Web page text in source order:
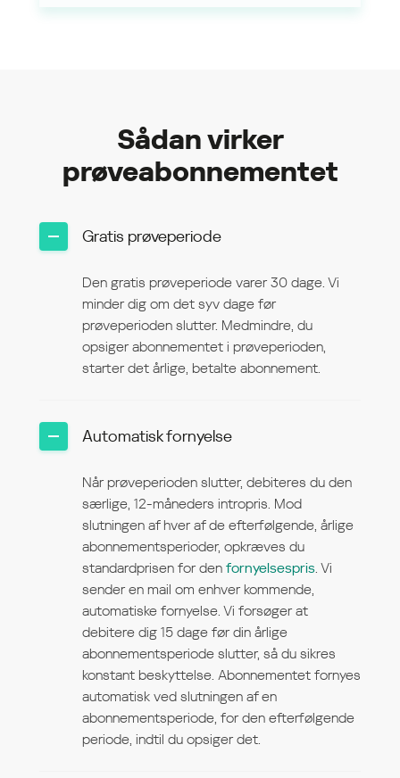
Sådan virker
prøveabonnementet
Gratis prøveperiode
Den gratis prøveperiode varer 30 dage. Vi
minder dig om det syv dage før
prøveperioden slutter. Medmindre, du
opsiger abonnementet i prøveperioden,
starter det årlige, betalte abonnement.
Automatisk fornyelse
Når prøveperioden slutter, debiteres du den
særlige, 12-måneders intropris. Mod
slutningen af hver af de efterfølgende, årlige
abonnementsperioder, opkræves du
standardprisen for den fornyelsespris. Vi
sender en mail om enhver kommende,
automatiske fornyelse. Vi forsøger at
debitere dig 15 dage før din årlige
abonnementsperiode slutter, så du sikres
konstant beskyttelse. Abonnementet fornyes
automatisk ved slutningen af en
abonnementsperiode, for den efterfølgende
periode, indtil du opsiger det.